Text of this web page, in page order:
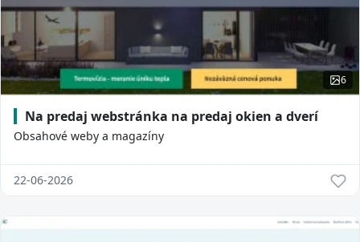
6
Na predaj webstránka na predaj okien a dverí
Obsahové weby a magazíny
22-06-2026